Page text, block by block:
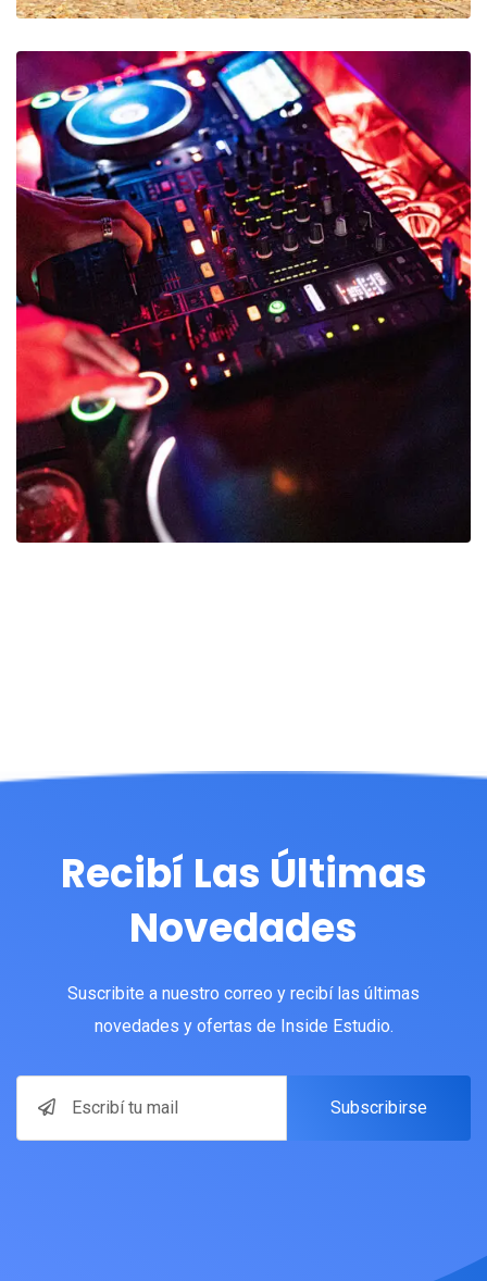
Recibí Las Últimas
Novedades
Suscribite a nuestro correo y recibí las últimas
novedades y ofertas de Inside Estudio.
Subscribirse